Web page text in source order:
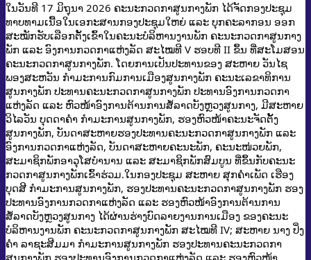
ໃນວັນທີ 17 ມິຖຸນາ 2026 ຄະນະກວດກາສູນກາງພັກ ໄດ້ຈັດກອງປະຊຸມ
ທາບທາມເນື້ອໃນເອກະສານກອງປະຊຸມໃຫຍ່ ແລະ ບຸກຄະລາກອນ ອອກ
ສະໝັກຮັບເລືອກຕັ້ງເຂົ້າໃນຄະນະບໍລິຫານງານພັກ ຄະນະກວດກາສູນກາງ
ພັກ ແລະ ອົງການກວດກາແຫ່ງລັດ ສະໄໝທີ V ຮອບທີ II ຂຶ້ນ ທີ່ສະໂມສອນ
ຄະນະກວດກາສູນກາງພັກ. ໂດຍການເປັນປະທານຂອງ ສະຫາຍ ວັນໄຊ
ພອງສະຫວັນ ກຳມະການກົມການເມືອງສູນກາງພັກ ຄະນະເລຂາທິການ
ສູນກາງພັກ ປະທານຄະນະກວດກາສູນກາງພັກ ປະທານອົງການກວດກາ
ແຫ່ງລັດ ແລະ ຫົວໜ້າອົງການຕ້ານການສໍ້ລາດບັງຫຼວງສູນກາງ, ມີສະຫາຍ
ວິໄລວັນ ບຸດດາຄຳ ກຳມະການສູນກາງພັກ,​ ຮອງຫົວໜ້າຄະນະຈັດຕັ້ງ
ສູນກາງພັກ, ບັນດາສະຫາຍຮອງປະທານຄະນະກວດກາສູນກາງພັກ ແລະ
ອົງການກວດກາແຫ່ງລັດ, ບັນດາສະຫາຍຄະນະພັກ, ຄະນະໜ່ວຍພັກ,
ສະມາຊິກພັກອາວຸໂສບຳນານ ແລະ ສະມາຊິກພັກສົມບູນ ທີ່ຂຶ້ນກັບຄະນະ
ກວດກາສູນກາງພັກເຂົ້າຮ່ວມ.ໃນກອງປະຊຸມ ສະຫາຍ ສຸກຄຳເພັດ ເຮືອງ
ບຸດສີ ກຳມະການສູນກາງພັກ, ຮອງປະທານຄະນະກວດກາສູນກາງພັກ ຮອງ
ປະທານອົງການກວດກາແຫ່ງລັດ ແລະ ຮອງຫົວໜ້າອົງການຕ້ານການ
ສໍ້ລາດບັງຫຼວງສູນກາງ ໄດ້ຜ່ານຮ່າງບົດລາຍງານການເມືອງ ຂອງຄະນະ
ບໍລິຫານງານພັກ ຄະນະກວດກາສູນກາງພັກ ສະໄໝທີ IV; ສະຫາຍ ນາງ ປິ່ງ
ຄຳ ລາຊະສີມມາ ກຳມະການສູນກາງພັກ ຮອງປະທານຄະນະກວດກາ
ສູນກາງພັກ ຮອງປະທານອົງການກວດກາແຫ່ງລັດ ແລະ ຮອງຫົວໜ້າ